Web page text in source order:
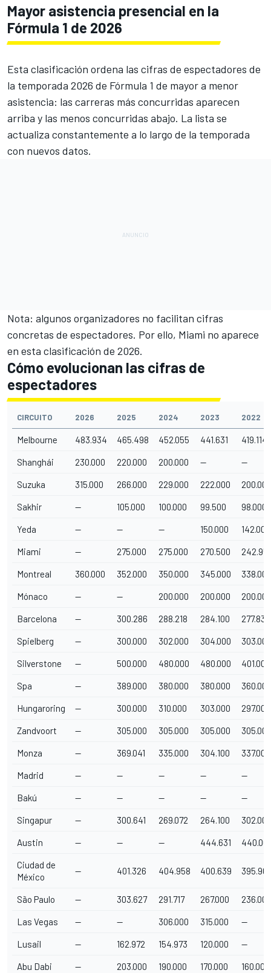
Mayor asistencia presencial en la
Fórmula 1 de 2026
Esta clasificación ordena las cifras de espectadores de
la temporada 2026 de Fórmula 1 de mayor a menor
asistencia: las carreras más concurridas aparecen
arriba y las menos concurridas abajo. La lista se
actualiza constantemente a lo largo de la temporada
con nuevos datos.
Nota: algunos organizadores no facilitan cifras
concretas de espectadores. Por ello, Miami no aparece
en esta clasificación de 2026.
Cómo evolucionan las cifras de
espectadores
CIRCUITO 2026 2025 2024 2023 2022
Melbourne 483.934 465.498 452.055 441.631 419.114
Shanghái 230.000 220.000 200.000 — —
Suzuka 315.000 266.000 229.000 222.000 200.000
Sakhir — 105.000 100.000 99.500 98.000
Yeda — — — 150.000 142.000
Miami — 275.000 275.000 270.500
Montreal 360.000 352.000 350.000 345.000 338.000
Mónaco — — 200.000 200.000 200.000
Barcelona — 300.286 288.218 284.100 277.836
Spielberg — 300.000 302.000 304.000 303.000
Silverstone — 500.000 480.000 480.000 401.000
Spa — 389.000 380.000 380.000 360.000
Hungaroring — 300.000 310.000 303.000 297.000
Zandvoort — 305.000 305.000 305.000 305.000
Monza — 369.041 335.000 304.100 337.000
Madrid — — — — —
Bakú — — — — —
Singapur — 300.641 269.072 264.100 302.000
Austin — — — 444.631
Ciudad de
México
— 401.326 404.958 400.639
São Paulo — 303.627 291.717 267.000 236.000
Las Vegas — — 306.000 315.000 —
Lusail — 162.972 154.973 120.000 —
Abu Dabi — 203.000 190.000 170.000 160.000